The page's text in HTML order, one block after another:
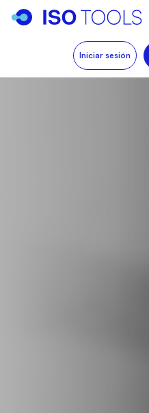
Iniciar sesión